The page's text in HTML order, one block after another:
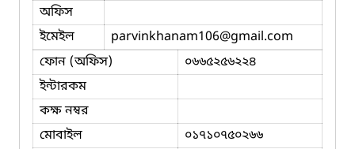
অফিস
ইমেইল
parvinkhanam106@gmail.com
ফোন (অফিস)
০৬৬৫২৫৬২২৪
ইন্টারকম
কক্ষ নম্বর
মোবাইল
০১৭১০৭৫০২৬৬